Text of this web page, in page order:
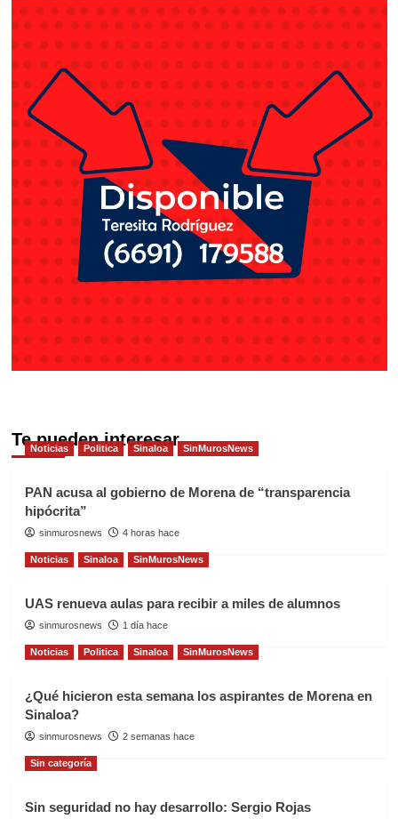
Te pueden interesar
Noticias Politica Sinaloa SinMurosNews
PAN acusa al gobierno de Morena de “transparencia
hipócrita”
sinmurosnews 4 horas hace
Noticias Sinaloa SinMurosNews
UAS renueva aulas para recibir a miles de alumnos
sinmurosnews 1 día hace
Noticias Politica Sinaloa SinMurosNews
¿Qué hicieron esta semana los aspirantes de Morena en
Sinaloa?
sinmurosnews 2 semanas hace
Sin categoría
Sin seguridad no hay desarrollo: Sergio Rojas